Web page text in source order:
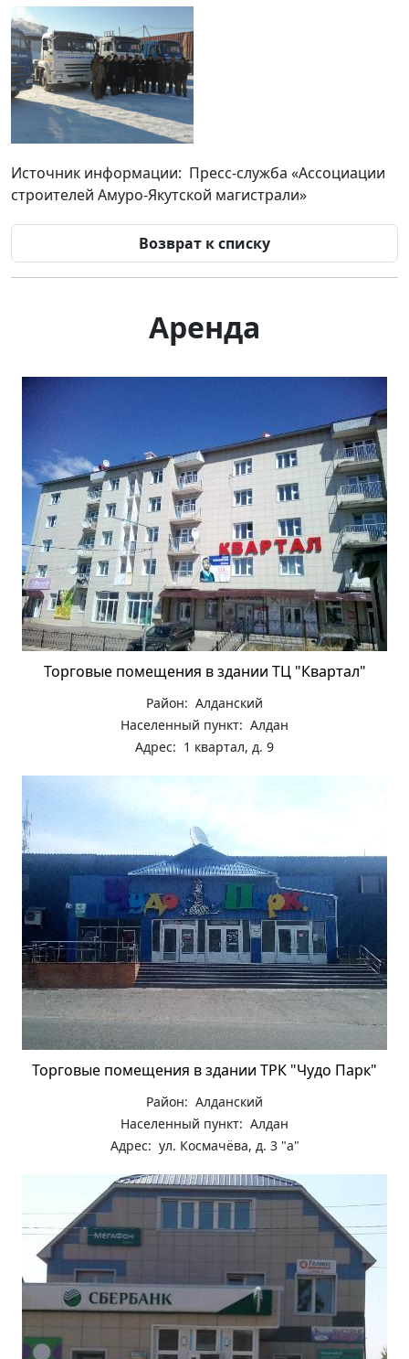
Источник информации: Пресс-служба «Ассоциации
строителей Амуро-Якутской магистрали»
Возврат к списку
Аренда
Торговые помещения в здании ТЦ "Квартал"
Район: Алданский
Населенный пункт: Алдан
Адрес: 1 квартал, д. 9
Торговые помещения в здании ТРК "Чудо Парк"
Район: Алданский
Населенный пункт: Алдан
Адрес: ул. Космачёва, д. 3 "а"